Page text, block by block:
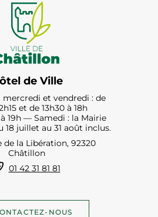
de Ville
mercredi et vendredi : de
et de 13h30 à 18h
19h — Samedi : la Mairie
18 juillet au 31 août inclus.
de la Libération, 92320
Châtillon
01 42 31 81 81
NOUS